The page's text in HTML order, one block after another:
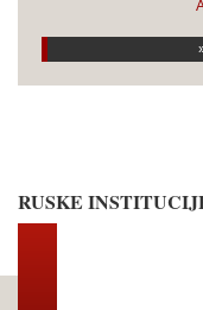
RUSKE